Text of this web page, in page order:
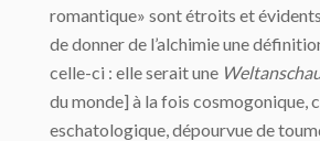
romantique» sont étroits et
de donner de l’alchimie une
celle-ci : elle serait une
du monde] à la fois cosmogonique,
eschatologique, dépourvue de